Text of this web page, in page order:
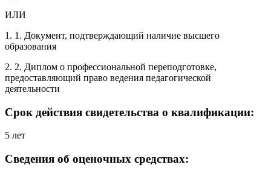
ИЛИ
1. 1. Документ, подтверждающий наличие высшего
образования
2. 2. Диплом о профессиональной переподготовке,
предоставляющий право ведения педагогической
деятельности
Срок действия свидетельства о квалификации:
5 лет
Сведения об оценочных средствах: